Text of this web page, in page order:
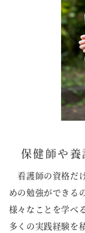
保健師や
看護師の資格だ
めの勉強ができる
様々なことを学べ
多くの実践経験を